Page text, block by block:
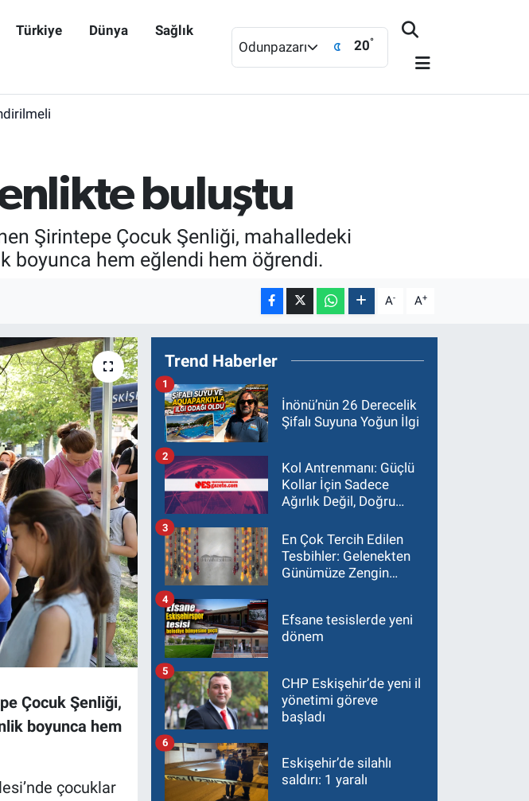
Türkiye Dünya Sağlık
Odunpazarı 20°
buluştu
Şirintepe Çocuk Şenliği, mahalledeki
boyunca hem eğlendi hem öğrendi.
A- A+
Çocuk Şenliği,
boyunca hem
çocuklar
Trend Haberler
İnönü’nün 26 Derecelik
Şifalı Suyuna Yoğun İlgi
1
Kol Antrenmanı: Güçlü
Kollar İçin Sadece
Ağırlık Değil, Doğru
2
En Çok Tercih Edilen
Tesbihler: Gelenekten
Günümüze Zengin
3
Efsane tesislerde yeni
dönem
4
CHP Eskişehir’de yeni il
yönetimi göreve
başladı
5
Eskişehir’de silahlı
saldırı: 1 yaralı
6